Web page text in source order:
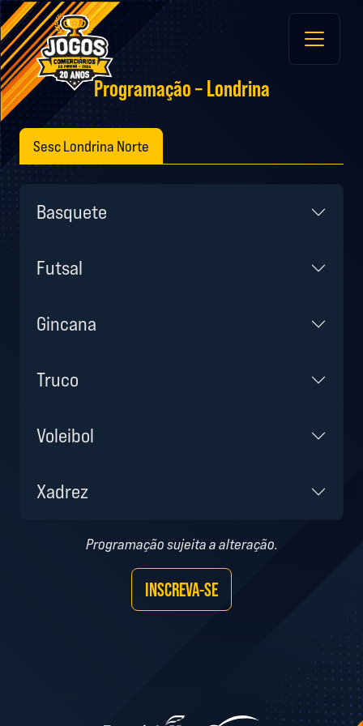
Main
Navigation
Programação – Londrina
Sesc Londrina Norte
Basquete
Futsal
Gincana
Truco
Voleibol
Xadrez
Programação sujeita a alteração.
INSCREVA-SE